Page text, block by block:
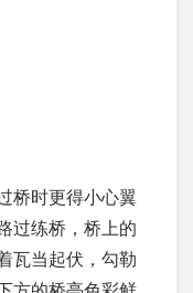
桥时更得小心翼
过练桥，桥上的
瓦当起伏，勾勒